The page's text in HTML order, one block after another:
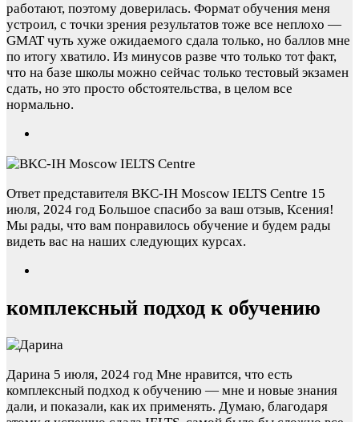
работают, поэтому доверилась. Формат обучения меня
устроил, с точки зрения результатов тоже все неплохо —
GMAT чуть хуже ожидаемого сдала только, но баллов мне
по итогу хватило. Из минусов разве что только тот факт,
что на базе школы можно сейчас только тестовый экзамен
сдать, но это просто обстоятельства, в целом все
нормально.
Ответ представителя BKC-IH Moscow IELTS Centre 15
июля, 2024 год Большое спасибо за ваш отзыв, Ксения!
Мы рады, что вам понравилось обучение и будем рады
видеть вас на наших следующих курсах.
комплексный подход к обучению
Дарина 5 июля, 2024 год Мне нравится, что есть
комплексный подход к обучению — мне и новые знания
дали, и показали, как их применять. Думаю, благодаря